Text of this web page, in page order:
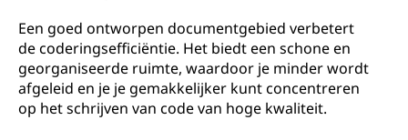
Een goed ontworpen documentgebied verbetert
de coderingsefficiëntie. Het biedt een schone en
georganiseerde ruimte, waardoor je minder wordt
afgeleid en je je gemakkelijker kunt concentreren
op het schrijven van code van hoge kwaliteit.